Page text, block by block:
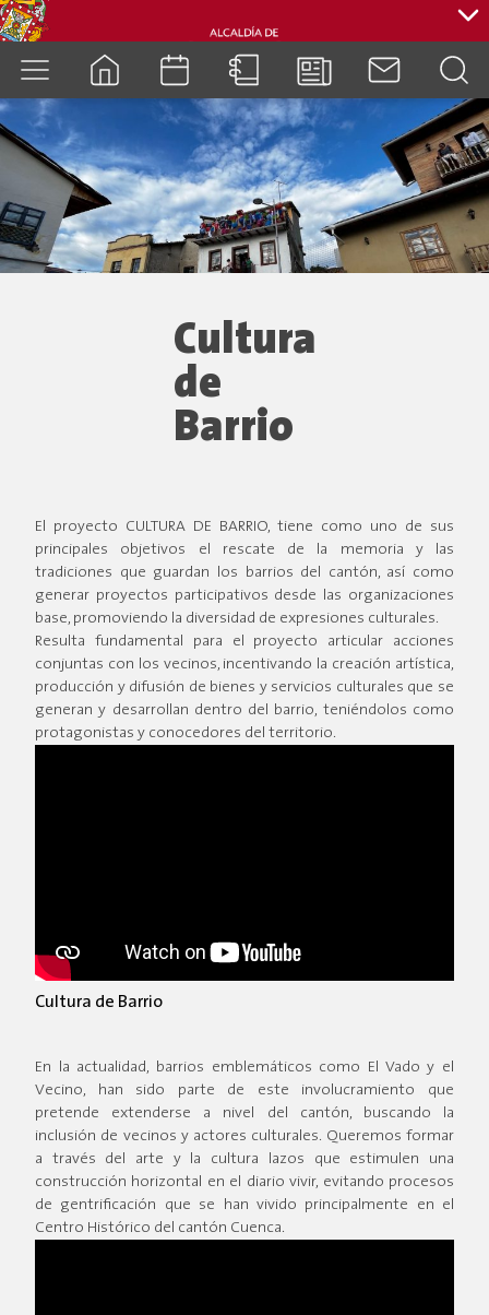
cuenca.gob.ec
Cultura
de
Barrio
El proyecto CULTURA DE BARRIO, tiene como uno de sus
principales objetivos el rescate de la memoria y las
tradiciones que guardan los barrios del cantón, así como
generar proyectos participativos desde las organizaciones
base, promoviendo la diversidad de expresiones culturales.
Resulta fundamental para el proyecto articular acciones
conjuntas con los vecinos, incentivando la creación artística,
producción y difusión de bienes y servicios culturales que se
generan y desarrollan dentro del barrio, teniéndolos como
protagonistas y conocedores del territorio.
Cultura de Barrio
En la actualidad, barrios emblemáticos como El Vado y el
Vecino, han sido parte de este involucramiento que
pretende extenderse a nivel del cantón, buscando la
inclusión de vecinos y actores culturales. Queremos formar
a través del arte y la cultura lazos que estimulen una
construcción horizontal en el diario vivir, evitando procesos
de gentrificación que se han vivido principalmente en el
Centro Histórico del cantón Cuenca.